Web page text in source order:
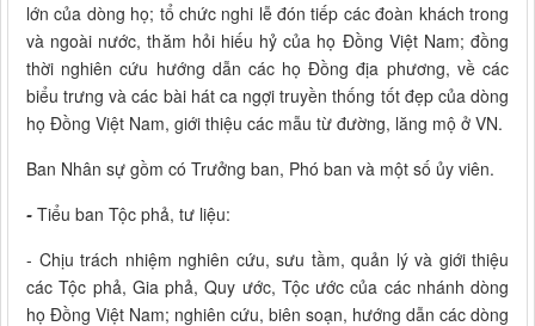
lớn của dòng họ; tổ chức nghi lễ đón tiếp các đoàn khách trong
và ngoài nước, thăm hỏi hiếu hỷ của họ Đồng Việt Nam; đồng
thời nghiên cứu hướng dẫn các họ Đồng địa phương, về các
biểu trưng và các bài hát ca ngợi truyền thống tốt đẹp của dòng
họ Đồng Việt Nam, giới thiệu các mẫu từ đường, lăng mộ ở VN.
Ban Nhân sự gồm có Trưởng ban, Phó ban và một số ủy viên.
- Tiểu ban Tộc phả, tư liệu:
- Chịu trách nhiệm nghiên cứu, sưu tầm, quản lý và giới thiệu
các Tộc phả, Gia phả, Quy ước, Tộc ước của các nhánh dòng
họ Đồng Việt Nam; nghiên cứu, biên soạn, hướng dẫn các dòng